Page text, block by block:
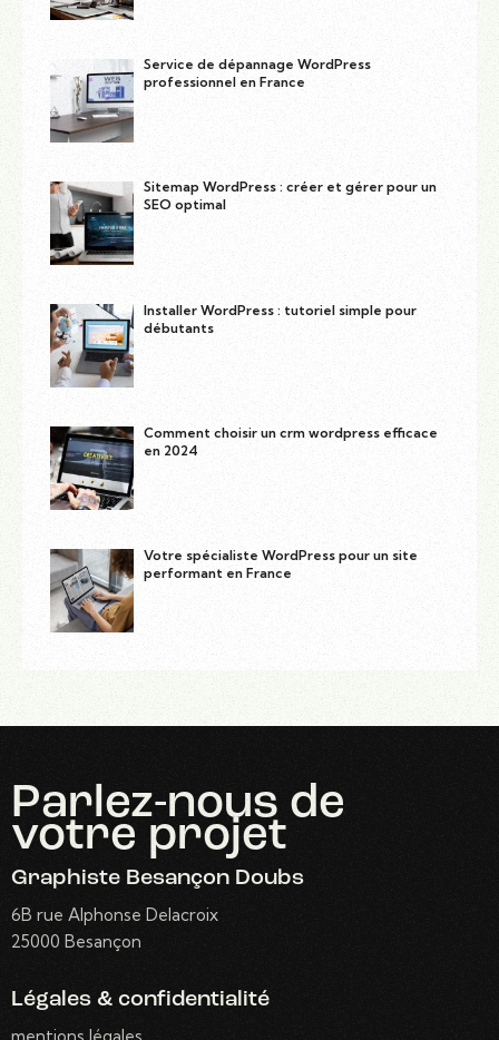
Service de dépannage WordPress
professionnel en France
Sitemap WordPress : créer et gérer pour un
SEO optimal
Installer WordPress : tutoriel simple pour
débutants
Comment choisir un crm wordpress efficace
en 2024
Votre spécialiste WordPress pour un site
performant en France
Parlez-nous de
votre projet
Graphiste Besançon Doubs
6B rue Alphonse Delacroix
25000 Besançon
Légales & confidentialité